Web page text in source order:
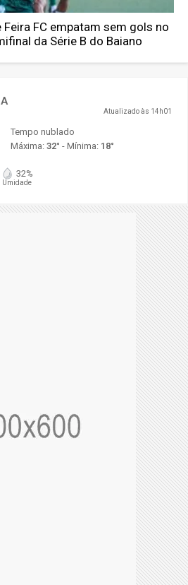
Feira FC empatam sem gols no
da Série B do Baiano
Atualizado às 14h01
Tempo nublado
Máxima: 32° - Mínima: 18°
32%
Umidade